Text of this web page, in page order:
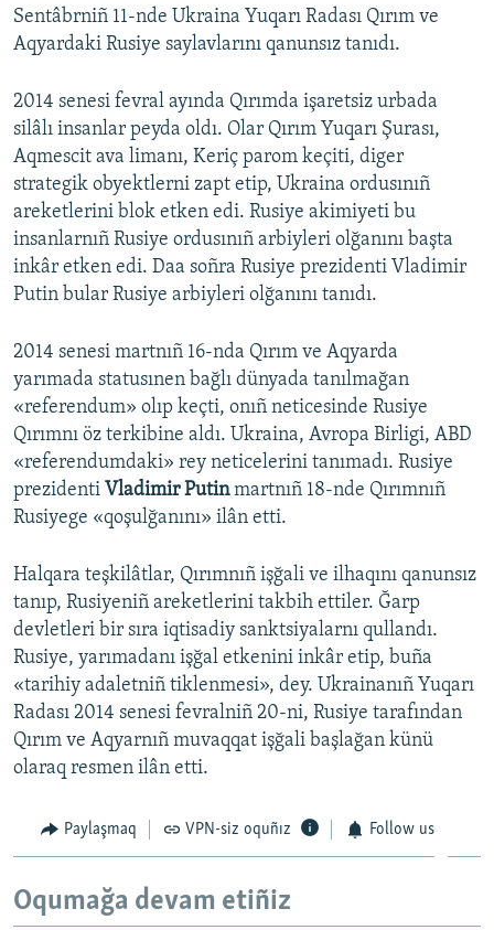
Sentâbrniñ 11-nde Ukraina Yuqarı Radası Qırım ve
Aqyardaki Rusiye saylavlarını qanunsız tanıdı.
2014 senesi fevral ayında Qırımda işaretsiz urbada
silâlı insanlar peyda oldı. Olar Qırım Yuqarı Şurası,
Aqmescit ava limanı, Keriç parom keçiti, diger
strategik obyektlerni zapt etip, Ukraina ordusınıñ
areketlerini blok etken edi. Rusiye akimiyeti bu
insanlarnıñ Rusiye ordusınıñ arbiyleri olğanını başta
inkâr etken edi. Daa soñra Rusiye prezidenti Vladimir
Putin bular Rusiye arbiyleri olğanını tanıdı.
2014 senesi martnıñ 16-nda Qırım ve Aqyarda
yarımada statusınen bağlı dünyada tanılmağan
«referendum» olıp keçti, onıñ neticesinde Rusiye
Qırımnı öz terkibine aldı. Ukraina, Avropa Birligi, ABD
«referendumdaki» rey neticelerini tanımadı. Rusiye
prezidenti Vladimir Putinmartnıñ 18-nde Qırımnıñ
Rusiyege «qoşulğanını» ilân etti.
Halqara teşkilâtlar, Qırımnıñ işğali ve ilhaqını qanunsız
tanıp, Rusiyeniñ areketlerini takbih ettiler. Ğarp
devletleri bir sıra iqtisadiy sanktsiyalarnı qullandı.
Rusiye, yarımadanı işğal etkenini inkâr etip, buña
«tarihiy adaletniñ tiklenmesi», dey. Ukrainanıñ Yuqarı
Radası 2014 senesi fevralniñ 20-ni, Rusiye tarafından
Qırım ve Aqyarnıñ muvaqqat işğali başlağan künü
olaraq resmen ilân etti.
Paylaşmaq VPN-siz oquñız Follow us
Oqumağa devam etiñiz